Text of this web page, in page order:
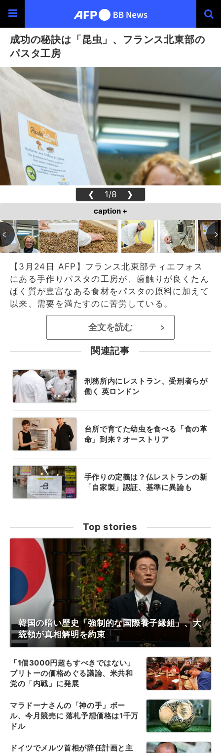
成功の秘訣は「昆虫」、フランス北東部の
パスタ工房
❮ 1/8 ❯
caption +
【3月24日 AFP】フランス北東部ティエフォス
にある手作りパスタの工房が、歯触りが良くたん
ぱく質が豊富なある食材をパスタの原料に加えて
以来、需要を満たすのに苦労している。
全文を読む >
関連記事
刑務所内にレストラン、受刑者らが
働く 英ロンドン
台所で育てた幼虫を食べる「食の革
命」到来？オーストリア
手作りの定義は？仏レストランの新
「自家製」認証、基準に異論も
Top stories
韓国の暗い歴史「強制的な国際養子縁組」、大
統領が真相解明を約束
「1個3000円超もすべきではない」
ブリトーの価格めぐる議論、米共和
党の「内戦」に発展
マラドーナさんの「神の手」ボー
ル、今月競売に 落札予想価格は1千万
ドル
ドイツでメルツ首相が辞任計画と主